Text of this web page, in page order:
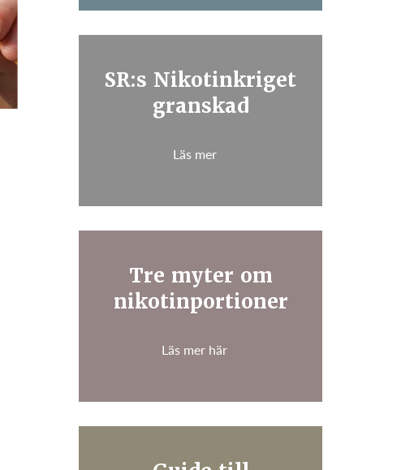
SR:s Nikotinkriget
granskad
Läs mer
Tre myter om
nikotinportioner
Läs mer här